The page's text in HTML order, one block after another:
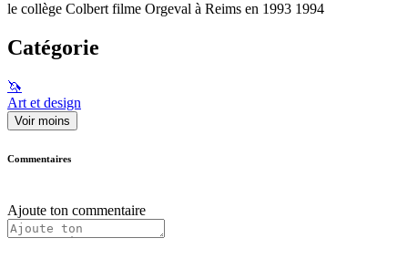
le collège Colbert filme Orgeval à Reims en 1993 1994
Catégorie
🦄
Art et design
Voir moins
Commentaires
Ajoute ton commentaire